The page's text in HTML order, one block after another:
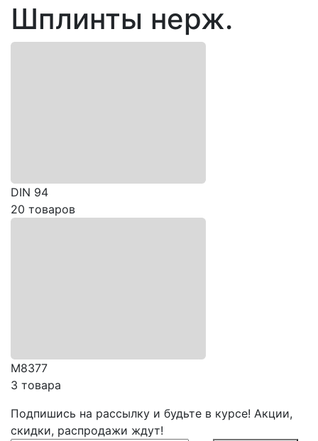
Шплинты нерж.
DIN 94
20 товаров
М8377
3 товара
Подпишись на рассылку и будьте в курсе! Акции,
скидки, распродажи ждут!